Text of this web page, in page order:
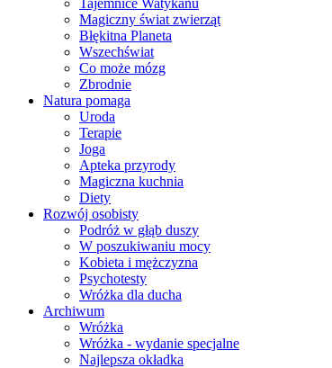
Tajemnice Watykanu
Magiczny świat zwierząt
Błękitna Planeta
Wszechświat
Co może mózg
Zbrodnie
Natura pomaga
Uroda
Terapie
Joga
Apteka przyrody
Magiczna kuchnia
Diety
Rozwój osobisty
Podróż w głąb duszy
W poszukiwaniu mocy
Kobieta i mężczyzna
Psychotesty
Wróżka dla ducha
Archiwum
Wróżka
Wróżka - wydanie specjalne
Najlepsza okładka